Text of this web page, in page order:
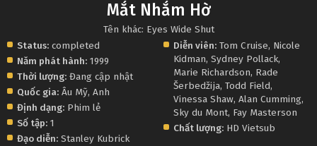
Mắt Nhắm Hờ
Tên khác: Eyes Wide Shut
Status: completed
Năm phát hành: 1999
Thời lượng: Đang cập nhật
Quốc gia: Âu Mỹ, Anh
Định dạng: Phim lẻ
Số tập: 1
Đạo diễn: Stanley Kubrick
Diễn viên: Tom Cruise, Nicole
Kidman,Sydney Pollack,
Marie Richardson, Rade
Šerbedžija,Todd Field,
Vinessa Shaw,Alan Cumming,
Sky du Mont, Fay Masterson
Chất lượng: HD Vietsub